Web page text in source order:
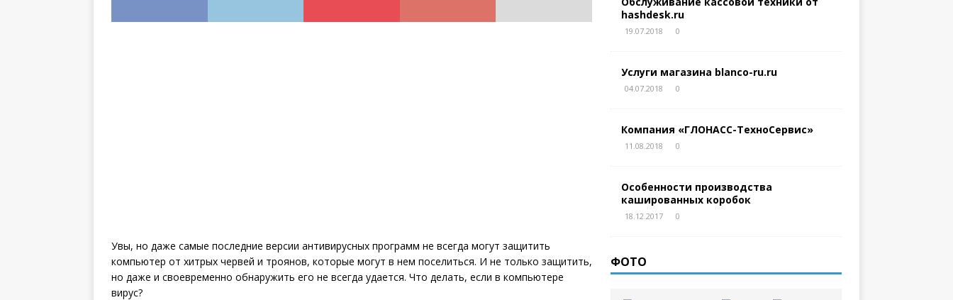
Увы, но даже самые последние версии антивирусных программ не всегда могут защитить
компьютер от хитрых червей и троянов, которые могут в нем поселиться. И не только защитить,
но даже и своевременно обнаружить его не всегда удается. Что делать, если в компьютере
вирус?
hashdesk.ru
19.07.2018 0
Услуги магазина blanco-ru.ru
04.07.2018 0
Компания «ГЛОНАСС-ТехноСервис»
11.08.2018 0
Особенности производства
кашированных коробок
18.12.2017 0
ФОТО